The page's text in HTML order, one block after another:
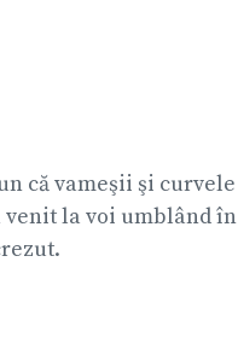
că vameşii şi curvele
venit la voi umblând în